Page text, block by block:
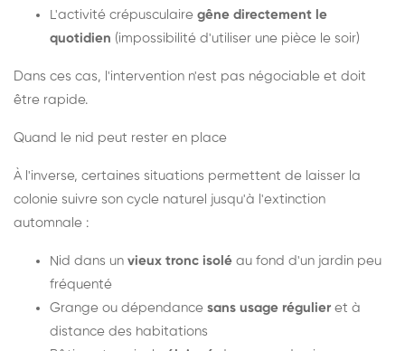
L'activité crépusculaire gêne directement le
quotidien (impossibilité d'utiliser une pièce le soir)
Dans ces cas, l'intervention n'est pas négociable et doit
être rapide.
Quand le nid peut rester en place
À l'inverse, certaines situations permettent de laisser la
colonie suivre son cycle naturel jusqu'à l'extinction
automnale :
Nid dans un vieux tronc isolé au fond d'un jardin peu
fréquenté
Grange ou dépendance sans usage régulier et à
distance des habitations